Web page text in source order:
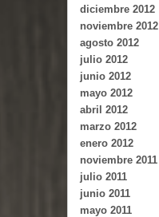
diciembre 2012
noviembre 2012
agosto 2012
julio 2012
junio 2012
mayo 2012
abril 2012
marzo 2012
enero 2012
noviembre 2011
julio 2011
junio 2011
mayo 2011